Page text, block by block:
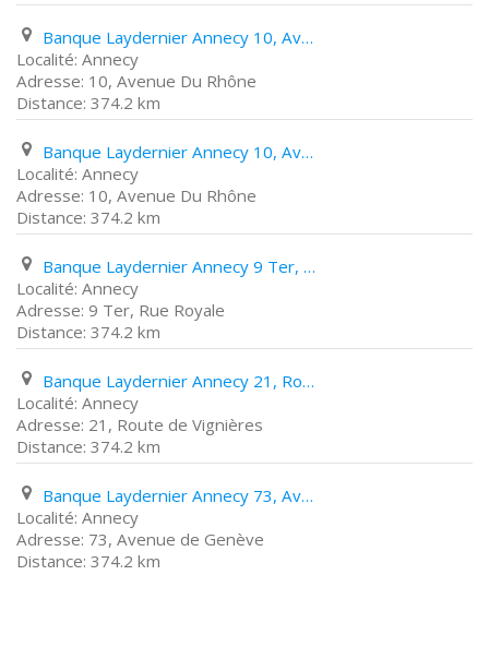
Banque Laydernier Annecy 10, Avenue Du Rhône
Annecy
10, Avenue Du Rhône
374.2 km
Banque Laydernier Annecy 10, Avenue Du Rhône
Annecy
10, Avenue Du Rhône
374.2 km
Banque Laydernier Annecy 9 Ter, Rue Royale
Annecy
9 Ter, Rue Royale
374.2 km
Banque Laydernier Annecy 21, Route de Vignières
Annecy
21, Route de Vignières
374.2 km
Banque Laydernier Annecy 73, Avenue de Genève
Annecy
73, Avenue de Genève
374.2 km